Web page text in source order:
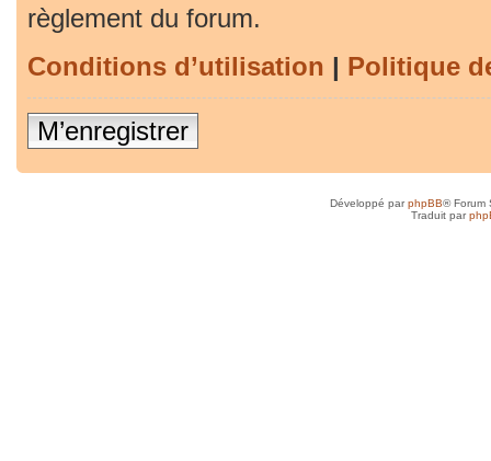
règlement du forum.
Conditions d’utilisation | Politique
M’enregistrer
Développé parphpBB® Forum
Traduit par